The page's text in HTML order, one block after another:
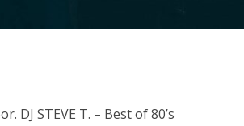
STEVE T. – Best of 80’s